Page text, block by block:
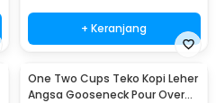
+ Keranjang
One Two Cups Teko Kopi Leher
Angsa Gooseneck Pour Over